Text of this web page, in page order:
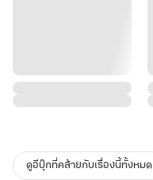
ดูอีบุ๊กที่คล้ายกับเรื่องนี้ทั้งหมด